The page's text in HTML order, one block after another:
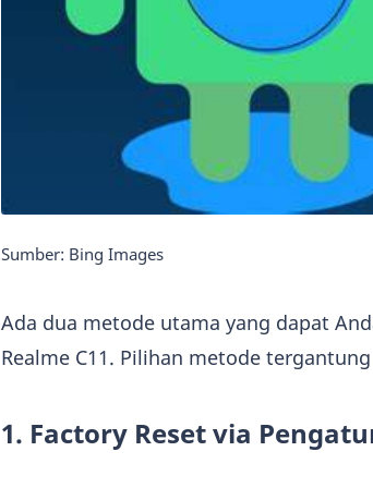
Sumber: Bing Images
Ada dua metode utama yang dapat
Realme C11. Pilihan metode
1. Factory Reset via